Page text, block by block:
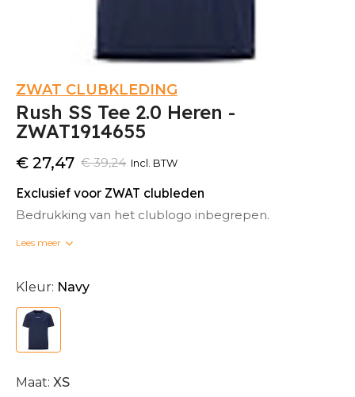
ZWAT CLUBKLEDING
Rush SS Tee 2.0 Heren -
ZWAT1914655
€ 39,24
€ 27,47 Incl. BTW
Exclusief voor ZWAT clubleden
Bedrukking van het clublogo inbegrepen.
Bedrukte clubkleding kan niet omgeruild worden.
Lees meer
Kleur: Navy
Maat: XS